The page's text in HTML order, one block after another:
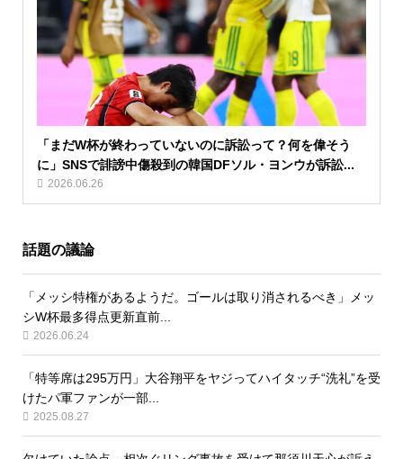
「まだW杯が終わっていないのに訴訟って？何を偉そう
に」SNSで誹謗中傷殺到の韓国DFソル・ヨンウが訴訟...
2026.06.26
話題の議論
「メッシ特権があるようだ。ゴールは取り消されるべき」メッ
シW杯最多得点更新直前...
2026.06.24
「特等席は295万円」大谷翔平をヤジってハイタッチ“洗礼”を受
けたパ軍ファンが一部...
2025.08.27